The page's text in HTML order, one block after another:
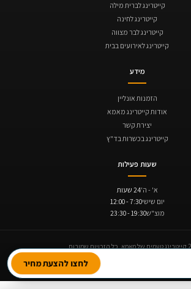
קייטרינג לברית מילה
קייטרינג לחינה
קייטרינג לבר מצווה
קייטרינג לאירועים בבית
מידע
הזמנות אונליין
אודות קייטרינג מאמא
יצירת קשר
קייטרינג בכשרות בד"ץ
שעות פעילות
א' - ה'24 שעות
יום שישי7:30 - 12:00
מוצ"ש19:30 - 23:30
מדיניות פרטיות
לחצו להצעת מחיר